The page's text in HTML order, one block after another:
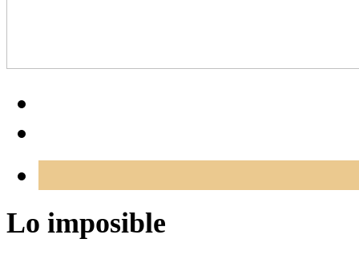
Lo imposible